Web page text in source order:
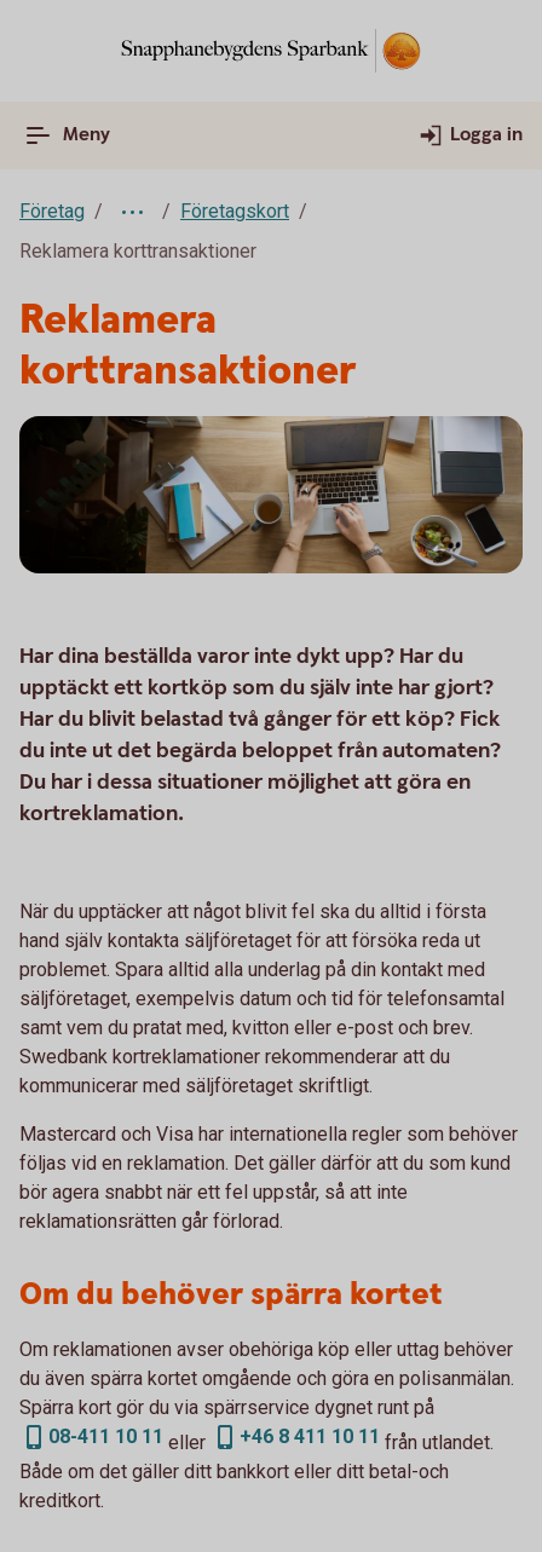
Meny Logga in
Företag
Företagskort
Reklamera korttransaktioner
Reklamera
korttransaktioner
Har dina beställda varor inte dykt upp? Har du
upptäckt ett kortköp som du själv inte har gjort?
Har du blivit belastad två gånger för ett köp? Fick
du inte ut det begärda beloppet från automaten?
Du har i dessa situationer möjlighet att göra en
kortreklamation.
När du upptäcker att något blivit fel ska du alltid i första
hand själv kontakta säljföretaget för att försöka reda ut
problemet. Spara alltid alla underlag på din kontakt med
säljföretaget, exempelvis datum och tid för telefonsamtal
samt vem du pratat med, kvitton eller e-post och brev.
Swedbank kortreklamationer rekommenderar att du
kommunicerar med säljföretaget skriftligt.
Mastercard och Visa har internationella regler som behöver
följas vid en reklamation. Det gäller därför att du som kund
bör agera snabbt när ett fel uppstår, så att inte
reklamationsrätten går förlorad.
Om du behöver spärra kortet
Om reklamationen avser obehöriga köp eller uttag behöver
du även spärra kortet omgående och göra en polisanmälan.
Spärra kort gör du via spärrservice dygnet runt på
08-411 10 11 eller +46 8 411 10 11 från utlandet.
Både om det gäller ditt bankkort eller ditt betal-och
kreditkort.